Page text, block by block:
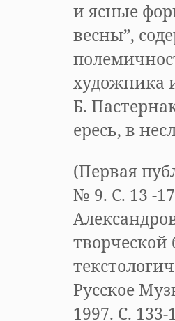
и ясные
весны”,
художника
Б.
ересь, в
(Первая
№ 9. С. 13 -
творческой
Русское
1997. С. 133-